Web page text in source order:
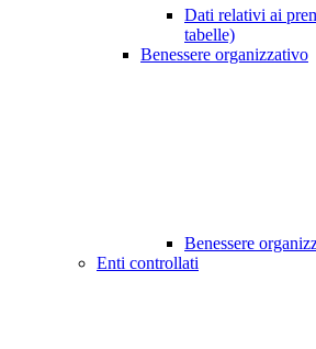
Dati relativi ai
tabelle)
Benessere organizzativo
Benessere
Enti controllati